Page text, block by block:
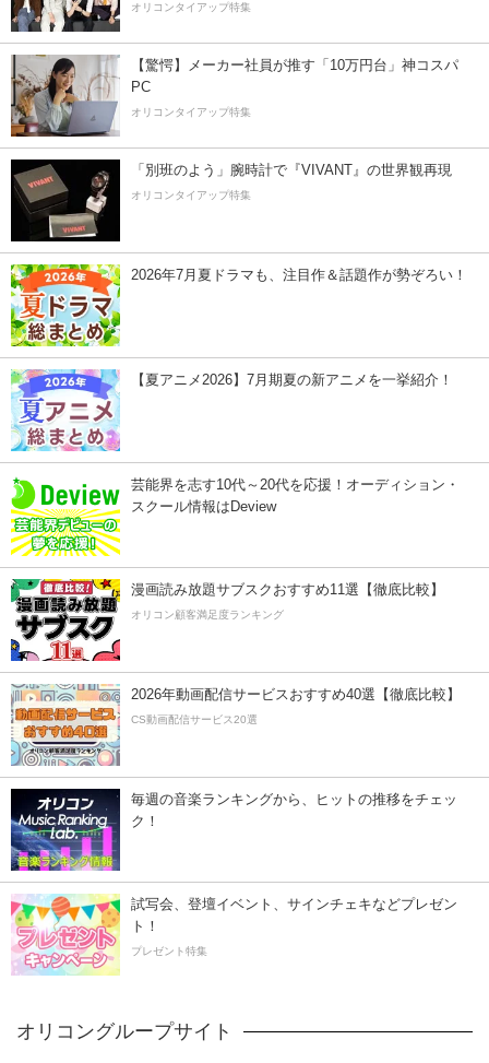
オリコンタイアップ特集
【驚愕】メーカー社員が推す「10万円台」神コスパ
PC
オリコンタイアップ特集
「別班のよう」腕時計で『VIVANT』の世界観再現
オリコンタイアップ特集
2026年7月夏ドラマも、注目作＆話題作が勢ぞろい！
【夏アニメ2026】7月期夏の新アニメを一挙紹介！
芸能界を志す10代～20代を応援！オーディション・
スクール情報はDeview
漫画読み放題サブスクおすすめ11選【徹底比較】
オリコン顧客満足度ランキング
2026年動画配信サービスおすすめ40選【徹底比較】
CS動画配信サービス20選
毎週の音楽ランキングから、ヒットの推移をチェッ
ク！
試写会、登壇イベント、サインチェキなどプレゼン
ト！
プレゼント特集
オリコングループサイト